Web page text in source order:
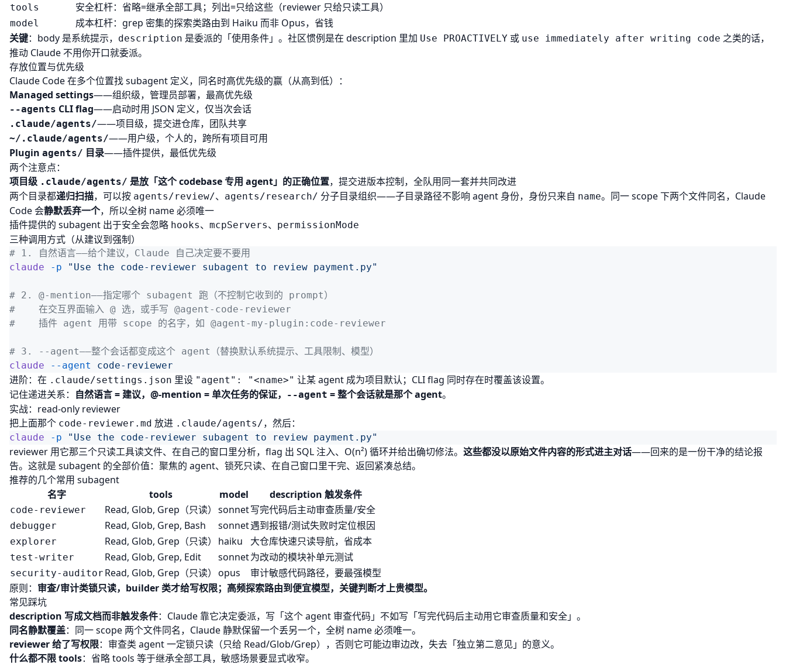
tools 安全杠杆：省略=继承全部工具；列出=只给这些（reviewer 只给只读工具）
model
成本杠杆：grep 密集的探索类路由到 Haiku 而非 Opus，省钱
关键：body 是系统提示， description 是委派的「使用条件」。社区惯例是在 description 里加 Use PROACTIVELY 或 use immediately after writing code 之类的话，
推动 Claude 不用你开口就委派。
存放位置与优先级
Claude Code 在多个位置找 subagent 定义，同名时高优先级的赢（从高到低）：
Managed settings——组织级，管理员部署，最高优先级
--agents CLI flag——启动时用 JSON 定义，仅当次会话
.claude/agents/——项目级，提交进仓库，团队共享
~/.claude/agents/——用户级，个人的，跨所有项目可用
Plugin agents/ 目录——插件提供，最低优先级
两个注意点：
项目级 .claude/agents/ 是放「这个 codebase 专用 agent」的正确位置，提交进版本控制，全队用同一套并共同改进
两个目录都递归扫描，可以按 agents/review/、 agents/research/ 分子目录组织——子目录路径不影响 agent 身份，身份只来自 name。同一 scope 下两个文件同名，Claude
Code 会静默丢弃一个，所以全树 name 必须唯一
插件提供的 subagent 出于安全会忽略 hooks、 mcpServers、 permissionMode
三种调用方式（从建议到强制）
claude -p
claude --agent
进阶：在 .claude/settings.json 里设 "agent": "<name>" 让某 agent 成为项目默认；CLI flag 同时存在时覆盖该设置。
记住递进关系： 自然语言 = 建议，@-mention = 单次任务的保证， --agent = 整个会话就是那个 agent。
实战：read-only reviewer
把上面那个 code-reviewer.md 放进 .claude/agents/，然后：
claude -p
reviewer 用它那三个只读工具读文件、在自己的窗口里分析，flag 出 SQL 注入、O(n²) 循环并给出确切修法。 这些都没以原始文件内容的形式进主对话——回来的是一份干净的结论报
告。这就是 subagent 的全部价值：聚焦的 agent、锁死只读、在自己窗口里干完、返回紧凑总结。
推荐的几个常用 subagent
名字
tools model description 触发条件
code-reviewer Read, Glob, Grep（只读） sonnet写完代码后主动审查质量/安全
debugger Read, Glob, Grep, Bash sonnet遇到报错/测试失败时定位根因
explorer Read, Glob, Grep（只读） haiku 大仓库快速只读导航，省成本
test-writer Read, Glob, Grep, Edit sonnet为改动的模块补单元测试
security-auditor Read, Glob, Grep（只读） opus
审计敏感代码路径，要最强模型
原则： 审查/审计类锁只读，builder 类才给写权限；高频探索路由到便宜模型，关键判断才上贵模型。
常见踩坑
description 写成文档而非触发条件：Claude 靠它决定委派，写「这个 agent 审查代码」不如写「写完代码后主动用它审查质量和安全」。
同名静默覆盖：同一 scope 两个文件同名，Claude 静默保留一个丢另一个，全树 name 必须唯一。
reviewer 给了写权限：审查类 agent 一定锁只读（只给 Read/Glob/Grep），否则它可能边审边改，失去「独立第二意见」的意义。
什么都不限 tools：省略 tools 等于继承全部工具，敏感场景要显式收窄。